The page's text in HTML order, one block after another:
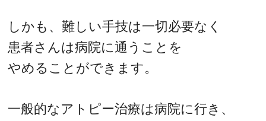
しかも、難しい手技は一切必要なく
患者さんは病院に通うことを
やめることができます。
一般的なアトピー治療は病院に行き、